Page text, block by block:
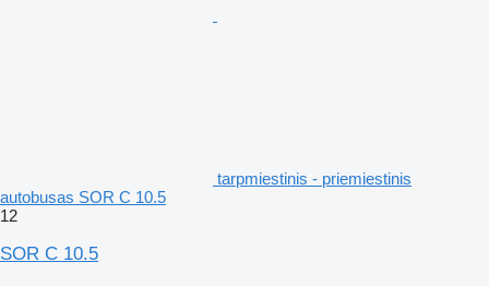
tarpmiestinis - priemiestinis
autobusas SOR C 10.5
12
SOR C 10.5